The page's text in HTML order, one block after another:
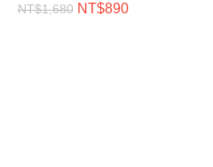
NT$1,680 NT$890